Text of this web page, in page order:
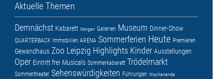
Aktuelle Themen
Demnächst Kabarett Morgen Galerien Museum Dinner-Show
QUARTERBACK Immobilien ARENA Sommerferien Heute Premieren
Gewandhaus Zoo Leipzig Highlights Kinder Ausstellungen
Oper Eintritt frei Musicals Sommerkabarett Trödelmarkt
Sommertheater Sehenswürdigkeiten Führungen Wochenende